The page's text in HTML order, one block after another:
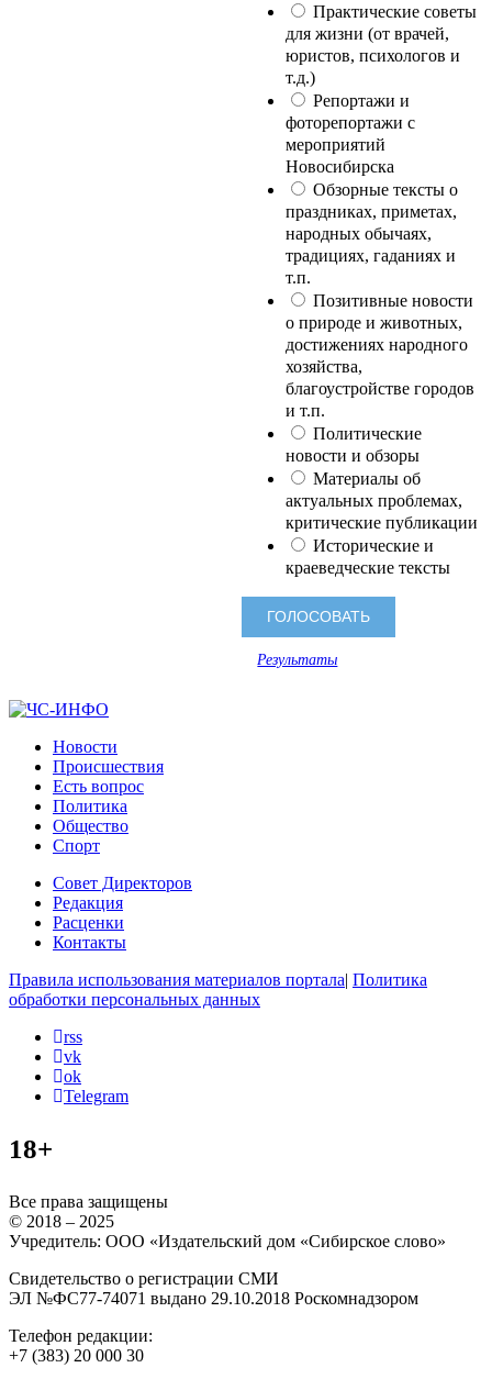
Практические советы
для жизни (от врачей,
юристов, психологов и
т.д.)
Репортажи и
фоторепортажи с
мероприятий
Новосибирска
Обзорные тексты о
праздниках, приметах,
народных обычаях,
традициях, гаданиях и
т.п.
Позитивные новости
о природе и животных,
достижениях народного
хозяйства,
благоустройстве городов
и т.п.
Политические
новости и обзоры
Материалы об
актуальных проблемах,
критические публикации
Исторические и
краеведческие тексты
Результаты
Новости
Происшествия
Есть вопрос
Политика
Общество
Спорт
Совет Директоров
Редакция
Расценки
Контакты
Правила использования материалов портала| Политика
обработки персональных данных
rss
vk
ok
Telegram
18+
Все права защищены
© 2018 – 2025
Учредитель: ООО «Издательский дом «Сибирское слово»
Свидетельство о регистрации СМИ
ЭЛ №ФС77-74071 выдано 29.10.2018 Роскомнадзором
Телефон редакции:
+7 (383) 20 000 30